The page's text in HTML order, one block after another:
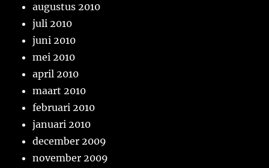
augustus 2010
juli 2010
juni 2010
mei 2010
april 2010
maart 2010
februari 2010
januari 2010
december 2009
november 2009